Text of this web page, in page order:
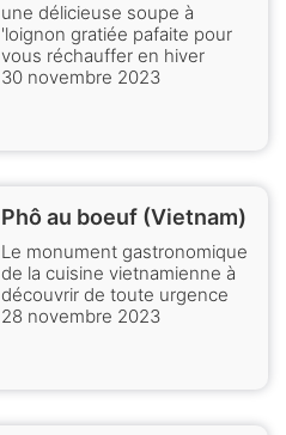
une délicieuse soupe à
'loignon gratiée pafaite pour
vous réchauffer en hiver
30 novembre 2023
Phô au boeuf (Vietnam)
Le monument gastronomique
de la cuisine vietnamienne à
découvrir de toute urgence
28 novembre 2023